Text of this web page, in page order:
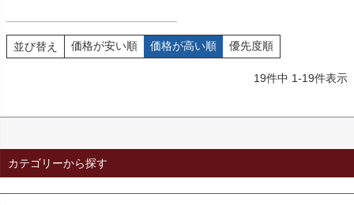
並び替え 価格が安い順 価格が高い順 優先度順
19件中 1-19件表示
カテゴリーから探す